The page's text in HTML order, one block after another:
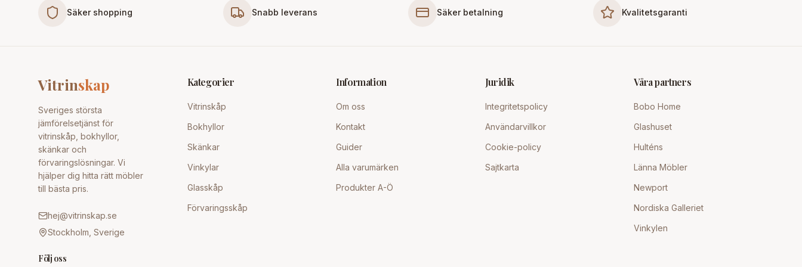
Säker shopping Snabb leverans Säker betalning Kvalitetsgaranti
Vitrinskap
Sveriges största
jämförelsetjänst för
vitrinskåp, bokhyllor,
skänkar och
förvaringslösningar. Vi
hjälper dig hitta rätt möbler
till bästa pris.
hej@vitrinskap.se
Stockholm, Sverige
Följ oss
Kategorier
Vitrinskåp
Bokhyllor
Skänkar
Vinkylar
Glasskåp
Förvaringsskåp
Information
Om oss
Kontakt
Guider
Alla varumärken
Produkter A-Ö
Juridik
Integritetspolicy
Användarvillkor
Cookie-policy
Sajtkarta
Våra partners
Bobo Home
Glashuset
Hulténs
Länna Möbler
Newport
Nordiska Galleriet
Vinkylen